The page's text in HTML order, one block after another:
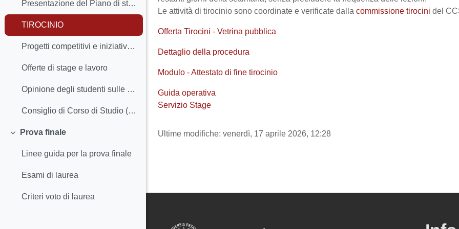
Presentazione del Piano di studio
TIROCINIO
Progetti competitivi e iniziative degli studenti
Offerte di stage e lavoro
Opinione degli studenti sulle attività didattiche
Consiglio di Corso di Studio (CCS), inclusi i Rappresentanti degli studenti
Minimizza
Prova finale
Linee guida per la prova finale
Esami di laurea
Criteri voto di laurea
Le attività di tirocinio sono coordinate e verificate dalla commissione tirocini del
Offerta Tirocini - Vetrina pubblica
Dettaglio della procedura
Modulo - Attestato di fine tirocinio
Guida operativa
Servizio Stage
Ultime modifiche: venerdì, 17 aprile 2026, 12:28